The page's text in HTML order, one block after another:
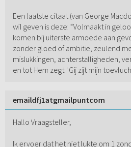
Een laatste citaat (van George
wil geven is deze: “Volmaakt in
komen bij uiterste armoede aan
zonder gloed of ambitie, zeulend
mislukkingen, achterstalligheden,
en tot Hem zegt: 'Gij zijt mijn
emaildfj1atgmailpuntcom
Hallo Vraagsteller,
Ik ervoer dat het niet lukte om 1